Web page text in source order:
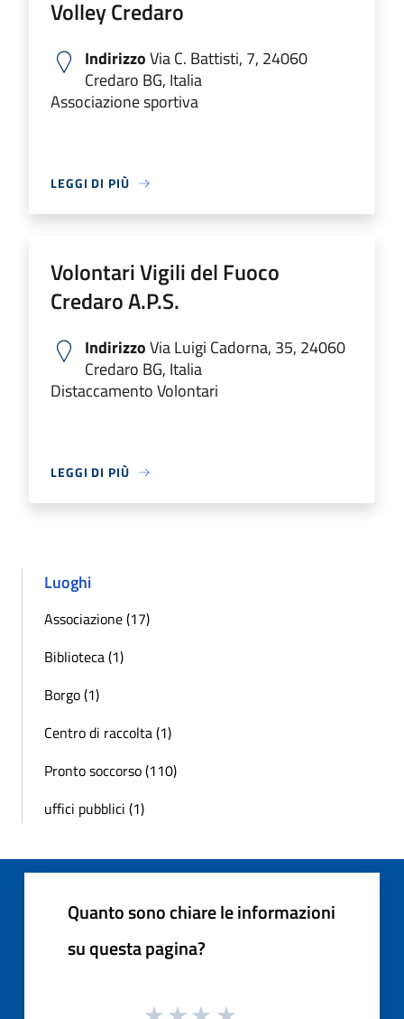
Volley Credaro
IndirizzoVia C. Battisti, 7, 24060
Credaro BG, Italia
Associazione sportiva
LEGGI DI PIÙ
Volontari Vigili del Fuoco
Credaro A.P.S.
IndirizzoVia Luigi Cadorna, 35, 24060
Credaro BG, Italia
Distaccamento Volontari
LEGGI DI PIÙ
Luoghi
Associazione (17)
Biblioteca (1)
Borgo (1)
Centro di raccolta (1)
Pronto soccorso (110)
uffici pubblici (1)
Quanto sono chiare le informazioni
su questa pagina?